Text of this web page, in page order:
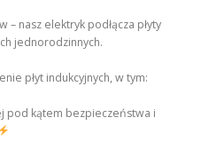
– nasz elektryk podłącza płyty
jednorodzinnych.
płyt indukcyjnych, w tym:
pod kątem bezpieczeństwa i